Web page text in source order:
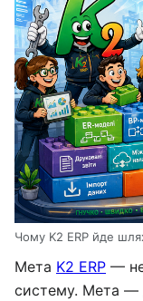
Чому K2 ERP йде
Мета K2 ERP —
систему. Мета —